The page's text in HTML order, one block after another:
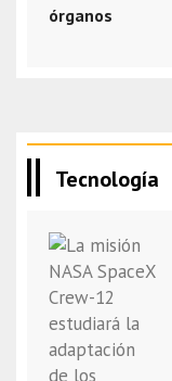
órganos
Tecnología